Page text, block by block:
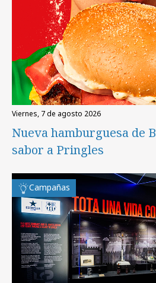
viernes, 7 de agosto 2026
Nueva hamburguesa de
sabor a Pringles
Campañas